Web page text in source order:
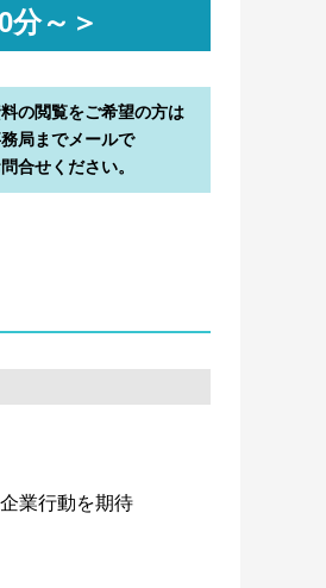
分～＞
の閲覧をご希望の方は
局までメールで
合せください。
業行動を期待